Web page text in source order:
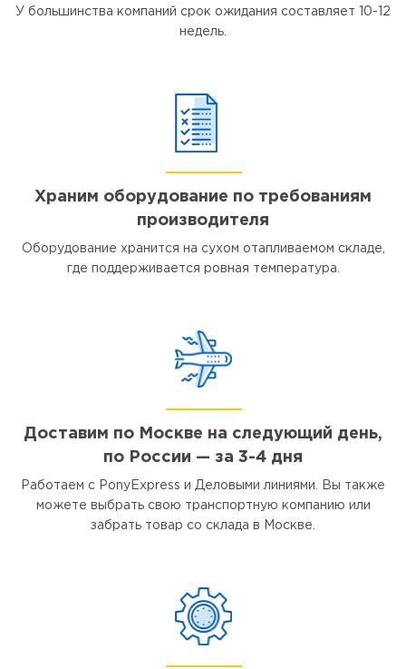
У большинства компаний срок ожидания составляет 10-12
недель.
Храним оборудование по требованиям
производителя
Оборудование хранится на сухом отапливаемом складе,
где поддерживается ровная температура.
Доставим по Москве на следующий день,
по России — за 3-4 дня
Работаем с PonyExpress и Деловыми линиями. Вы также
можете выбрать свою транспортную компанию или
забрать товар со склада в Москве.